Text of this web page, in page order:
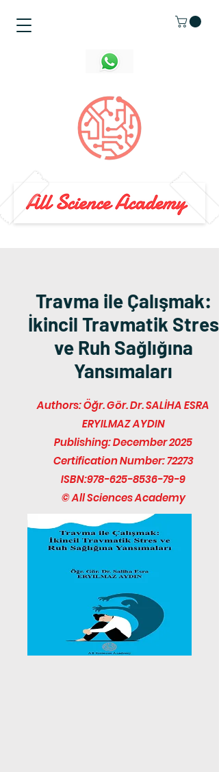
Travma ile Çalışmak:
İkincil Travmatik Stres
ve Ruh Sağlığına
Yansımaları
Authors: Öğr. Gör. Dr. SALİHA ESRA
ERYILMAZ AYDIN
Publishing: December 2025
Certification Number: 72273
ISBN:978-625-8536-79-9
© All Sciences Academy